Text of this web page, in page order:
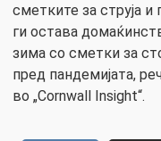
сметките за струја
ги остава
зима со сметки за
пред пандемијата,
во „Cornwall Insight“.